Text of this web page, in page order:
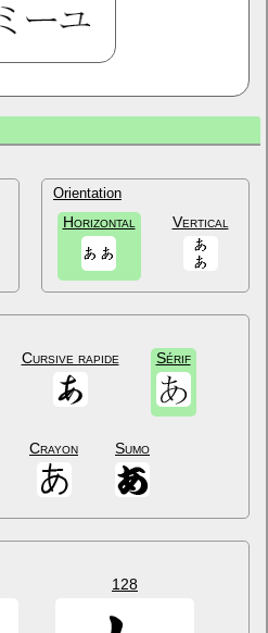
Orientation
Horizontal Vertical
Cursive rapide Sérif
Crayon Sumo
128